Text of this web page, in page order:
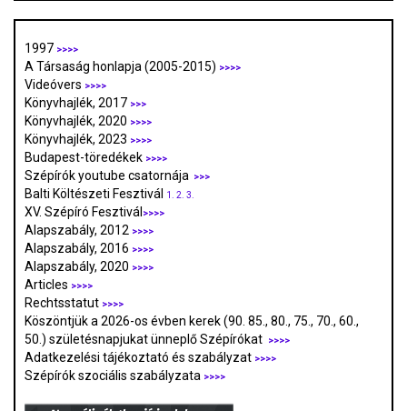
1997 >>>>
A Társaság honlapja (2005-2015) >>>>
Videóvers >>>>
Könyvhajlék, 2017 >>>
Könyvhajlék, 2020 >>>>
Könyvhajlék, 2023 >>>>
Budapest-töredékek >>>>
Szépírók youtube csatornája >>>
Balti Költészeti Fesztivál 1. 2. 3.
XV. Szépíró Fesztivál >>>>
Alapszabály, 2012 >>>>
Alapszabály, 2016 >>>>
Alapszabály, 2020 >>>>
Articles >>>>
Rechtsstatut >>>>
Köszöntjük a 2026-os évben kerek (90. 85., 80., 75., 70., 60.,
50.) születésnapjukat ünneplő Szépírókat
>>>>
Adatkezelési tájékoztató és szabályzat >>>>
Szépírók szociális szabályzata >>>>